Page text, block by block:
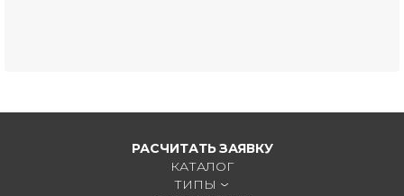
РАСЧИТАТЬ ЗАЯВКУ
КАТАЛОГ
ТИПЫ